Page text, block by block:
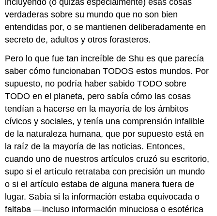
verdaderas sobre su mundo que no son bien
entendidas por, o se mantienen deliberadamente en
secreto de, adultos y otros forasteros.
Pero lo que fue tan increíble de Shu es que parecía
saber cómo funcionaban TODOS estos mundos. Por
supuesto, no podría haber sabido TODO sobre
TODO en el planeta, pero sabía cómo las cosas
tendían a hacerse en la mayoría de los ámbitos
cívicos y sociales, y tenía una comprensión infalible
de la naturaleza humana, que por supuesto está en
la raíz de la mayoría de las noticias. Entonces,
cuando uno de nuestros artículos cruzó su escritorio,
supo si el artículo retrataba con precisión un mundo
o si el artículo estaba de alguna manera fuera de
lugar. Sabía si la información estaba equivocada o
faltaba —incluso información minuciosa o esotérica